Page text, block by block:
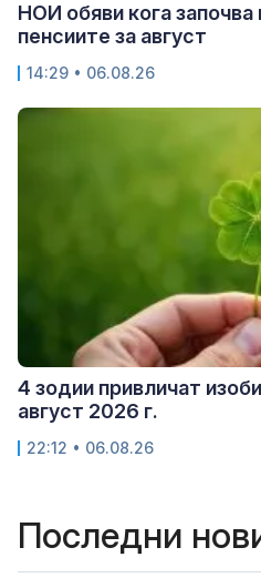
НОИ обяви кога
пенсиите за август
14:29 • 06.08.26
4 зодии привличат
август 2026 г.
22:12 • 06.08.26
Последни